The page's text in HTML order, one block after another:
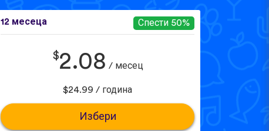
12 месеца Спести 50%
$2.08 / месец
$24.99 / година
Избери